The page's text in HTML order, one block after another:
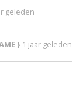
geleden
} 1 jaar geleden